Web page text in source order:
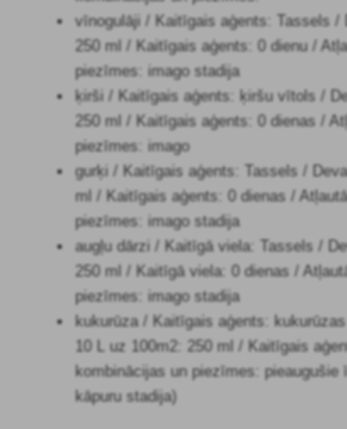
vīnogulāji / Kaitīgais aģents: Tassels /
250 ml / Kaitīgais aģents: 0 dienu /
piezīmes: imago stadija
ķirši / Kaitīgais aģents: ķiršu vītols /
250 ml / Kaitīgais aģents: 0 dienas /
piezīmes: imago
gurķi / Kaitīgais aģents: Tassels /
ml / Kaitīgais aģents: 0 dienas /
piezīmes: imago stadija
augļu dārzi / Kaitīgā viela: Tassels /
250 ml / Kaitīgā viela: 0 dienas /
piezīmes: imago stadija
kukurūza / Kaitīgais aģents:
10 L uz 100m2: 250 ml / Kaitīgais
kombinācijas un piezīmes: pieaugušie
kāpuru stadija)